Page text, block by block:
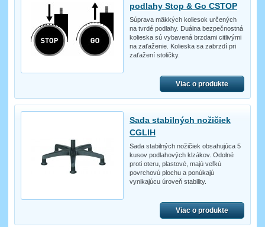
podlahy Stop & Go CSTOP
Súprava mäkkých koliesok určených
na tvrdé podlahy. Duálna bezpečnostná
kolieska sú vybavená brzdami citlivými
na zaťaženie. Kolieska sa zabrzdí pri
zaťažení stoličky.
Viac o produkte
Sada stabilných nožičiek
CGLIH
Sada stabilných nožičiek obsahujúca 5
kusov podlahových klzákov. Odolné
proti oteru, plastové, majú veľkú
povrchovú plochu a ponúkajú
vynikajúcu úroveň stability.
Viac o produkte